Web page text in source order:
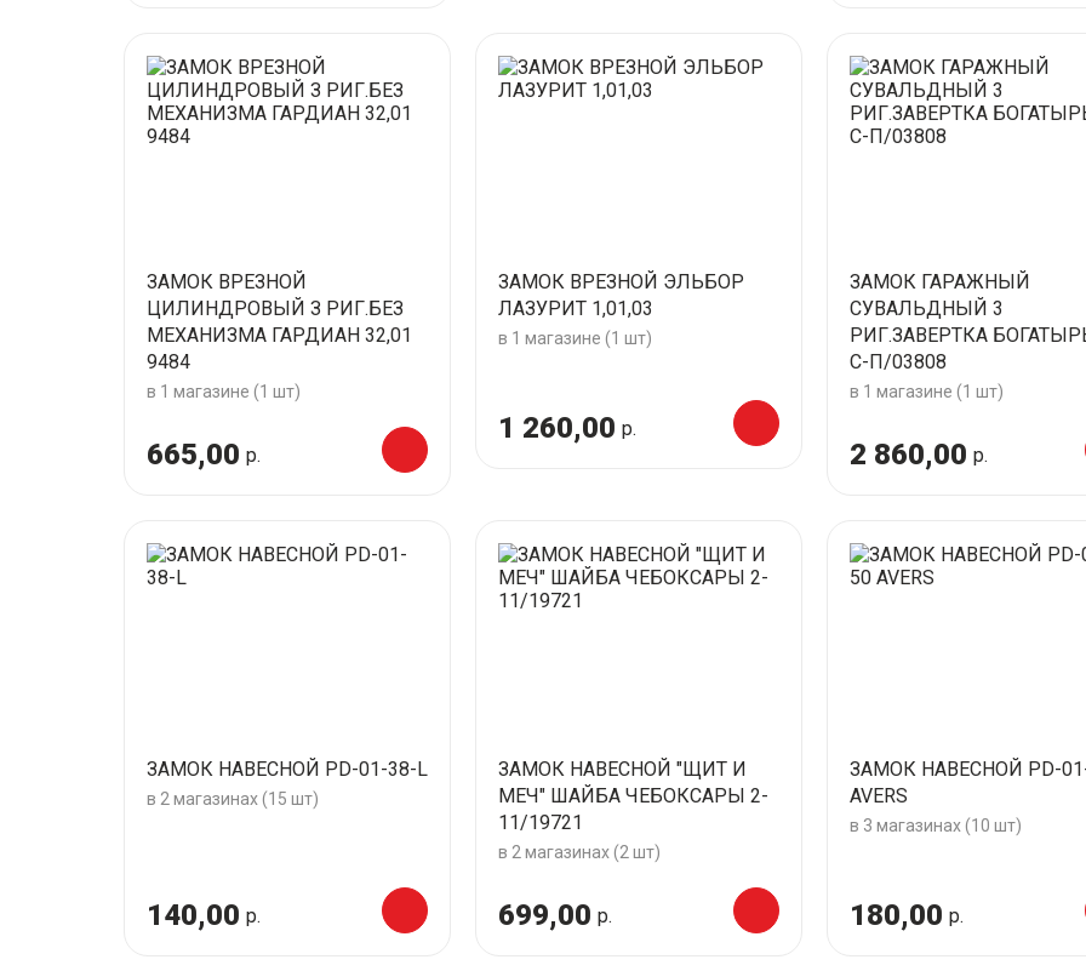
ЗАМОК ВРЕЗНОЙ
ЦИЛИНДРОВЫЙ З РИГ.БЕЗ
МЕХАНИЗМА ГАРДИАН 32,01
9484
в 1 магазине (1 шт)
665,00 р.
ЗАМОК ВРЕЗНОЙ ЭЛЬБОР
ЛАЗУРИТ 1,01,03
в 1 магазине (1 шт)
1 260,00 р.
ЗАМОК ГАРАЖНЫЙ
СУВАЛЬДНЫЙ 3
РИГ.ЗАВЕРТКА
С-П/03808
в 1 магазине (1 шт)
2 860,00 р.
ЗАМОК НАВЕСНОЙ PD-01-38-L
в 2 магазинах (15 шт)
140,00 р.
ЗАМОК НАВЕСНОЙ "ЩИТ И
МЕЧ" ШАЙБА ЧЕБОКСАРЫ 2-
11/19721
в 2 магазинах (2 шт)
699,00 р.
ЗАМОК НАВЕСНОЙ PD-
AVERS
в 3 магазинах (10 шт)
180,00 р.